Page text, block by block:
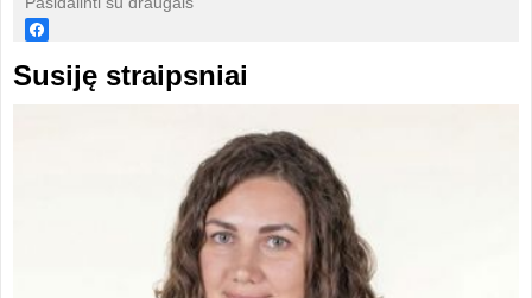
Susiję straipsniai